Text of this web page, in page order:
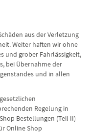
aus der Verletzung
Weiter haften wir ohne
und grober Fahrlässigkeit,
bei Übernahme der
und in allen
Regelung in
Bestellungen (Teil II)
Online Shop